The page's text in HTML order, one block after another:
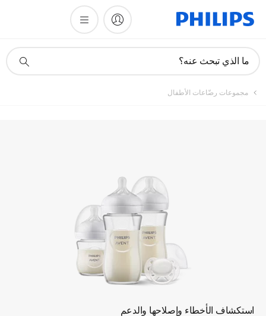
دعم
ما الذي تبحث عنه؟
مجموعات رضّاعات الأطفال
استكشاف الأخطاء وإصلاحها والدعم